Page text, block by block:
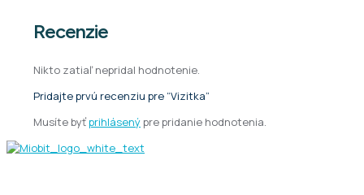
Recenzie
Nikto zatiaľ nepridal hodnotenie.
Pridajte prvú recenziu pre “Vizitka”
Musíte byťprihlásenýpre pridanie hodnotenia.